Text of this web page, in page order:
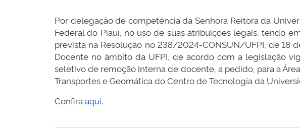
Por delegação de competência da Senhora Reitora da
Federal do Piauí, no uso de suas atribuições legais, tendo
prevista na Resolução no 238/2024-CONSUN/UFPI, de 18
Docente no âmbito da UFPI, de acordo com a legislação
seletivo de remoção interna de docente, a pedido, para a Área
Transportes e Geomática do Centro de Tecnologia da
Confiraaqui.